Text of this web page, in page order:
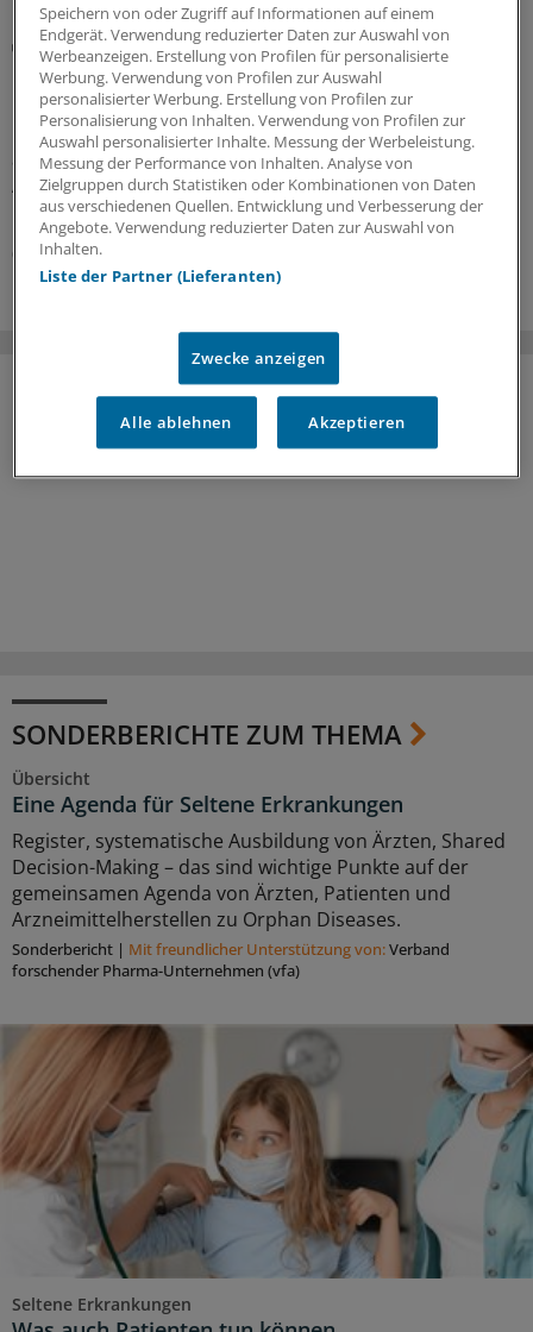
Diskriminierung
Rassismus in der Praxis: Neuer Leitfaden klärt
über rechtliche Handlungsmöglichkeiten auf
Ein neuer Leitfaden der Charité Berlin beleuchtet
anhand realer Fälle die rechtliche Verantwortung von
Arztpraxen bei Diskriminierung und zeigt auf, welche
Handlungsmöglichkeiten es gibt.
05.08.2026
SONDERBERICHTE ZUM THEMA
Übersicht
Eine Agenda für Seltene Erkrankungen
Register, systematische Ausbildung von Ärzten, Shared
Decision-Making – das sind wichtige Punkte auf der
gemeinsamen Agenda von Ärzten, Patienten und
Arzneimittelherstellen zu Orphan Diseases.
Sonderbericht | Mit freundlicher Unterstützung von:Verband
forschender Pharma-Unternehmen (vfa)
Seltene Erkrankungen
Speichern von oder Zugriff auf Informationen auf einem
Endgerät. Verwendung reduzierter Daten zur Auswahl von
Werbeanzeigen. Erstellung von Profilen für personalisierte
Werbung. Verwendung von Profilen zur Auswahl
personalisierter Werbung. Erstellung von Profilen zur
Personalisierung von Inhalten. Verwendung von Profilen zur
Auswahl personalisierter Inhalte. Messung der Werbeleistung.
Messung der Performance von Inhalten. Analyse von
Zielgruppen durch Statistiken oder Kombinationen von Daten
aus verschiedenen Quellen. Entwicklung und Verbesserung der
Angebote. Verwendung reduzierter Daten zur Auswahl von
Inhalten.
Liste der Partner (Lieferanten)
Zwecke anzeigen
Alle ablehnen Akzeptieren